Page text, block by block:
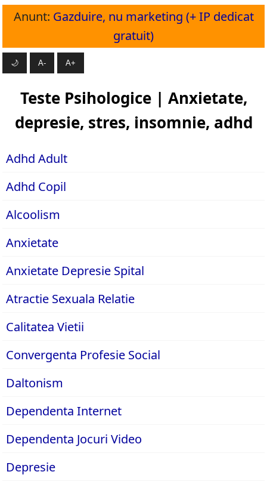
Anunt: Gazduire, nu marketing (+ IP dedicat
gratuit)
🌙 A- A+
Teste Psihologice | Anxietate,
depresie, stres, insomnie, adhd
Adhd Adult
Adhd Copil
Alcoolism
Anxietate
Anxietate Depresie Spital
Atractie Sexuala Relatie
Calitatea Vietii
Convergenta Profesie Social
Daltonism
Dependenta Internet
Dependenta Jocuri Video
Depresie